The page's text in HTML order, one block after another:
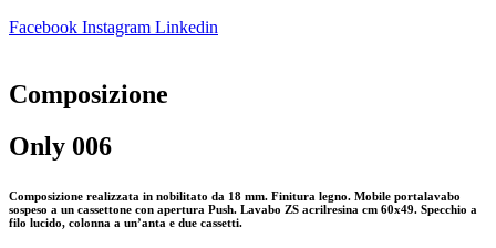
Facebook Instagram Linkedin
Composizione
Only 006
Composizione realizzata in nobilitato da 18 mm. Finitura legno. Mobile portalavabo
sospeso a un cassettone con apertura Push. Lavabo ZS acrilresina cm 60x49. Specchio a
filo lucido, colonna a un’anta e due cassetti.